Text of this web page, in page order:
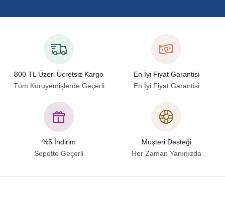
800 TL Üzeri Ücretsiz Kargo
Tüm Kuruyemişlerde Geçerli
En İyi Fiyat Garantisi
En İyi Fiyat Garantisi
%5 İndirim
Sepette Geçerli
Müşteri Desteği
Her Zaman Yanınızda